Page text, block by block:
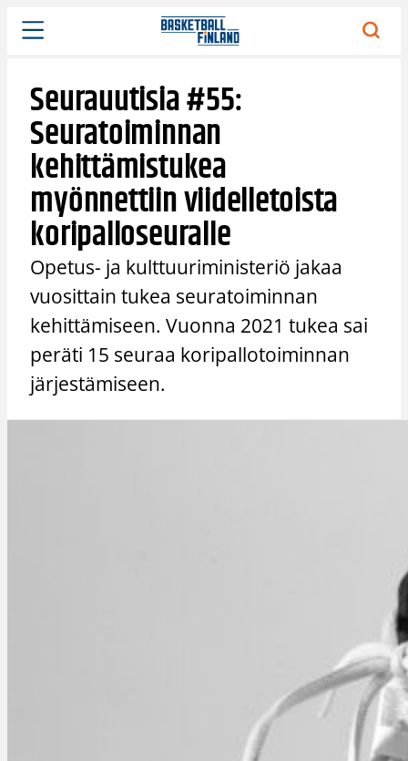
Siirry
sisältöön
Seurauutisia #55:
Seuratoiminnan
kehittämistukea
myönnettiin viidelletoista
koripalloseuralle
Opetus- ja kulttuuriministeriö jakaa
vuosittain tukea seuratoiminnan
kehittämiseen. Vuonna 2021 tukea sai
peräti 15 seuraa koripallotoiminnan
järjestämiseen.